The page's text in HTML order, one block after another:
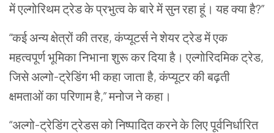
में एल्गोरिथम ट्रेड के प्रभुत्व के बारे में सुन रहा हूं। यह क्या है?”
“कई अन्य क्षेत्रों की तरह, कंप्यूटर्स ने शेयर ट्रेड में एक
महत्वपूर्ण भूमिका निभाना शुरू कर दिया है। एल्गोरिदमिक ट्रेड,
जिसे अल्गो-ट्रेडिंग भी कहा जाता है, कंप्यूटर की बढ़ती
क्षमताओं का परिणाम है,” मनोज ने कहा।
“अल्गो-ट्रेडिंग ट्रेडस को निष्पादित करने के लिए पूर्वनिर्धारित